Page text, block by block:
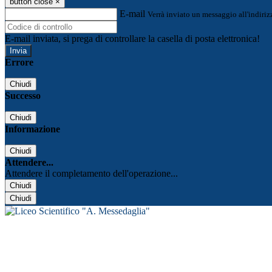
E-mail Verrà inviato un messaggio
E-mail inviata, si prega di controllare la casella di posta elettronica!
Errore
Chiudi
Successo
Chiudi
Informazione
Chiudi
Attendere...
Attendere il completamento dell'operazione...
Chiudi
Chiudi